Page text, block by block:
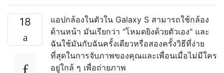
18
แอปกล้องในตัวใน Galaxy S สามารถใช้กล้อง
ด้านหน้า มันเรียกว่า "โหมดยิงด้วยตัวเอง" และ
ฉันใช้มันกับฉันครั้งเดียวหรือสองครั้งวิธีที่ง่าย
ที่สุดในการจับภาพของคุณและเพื่อนเมื่อไม่มีใคร
อยู่ใกล้ ๆ เพื่อถ่ายภาพ